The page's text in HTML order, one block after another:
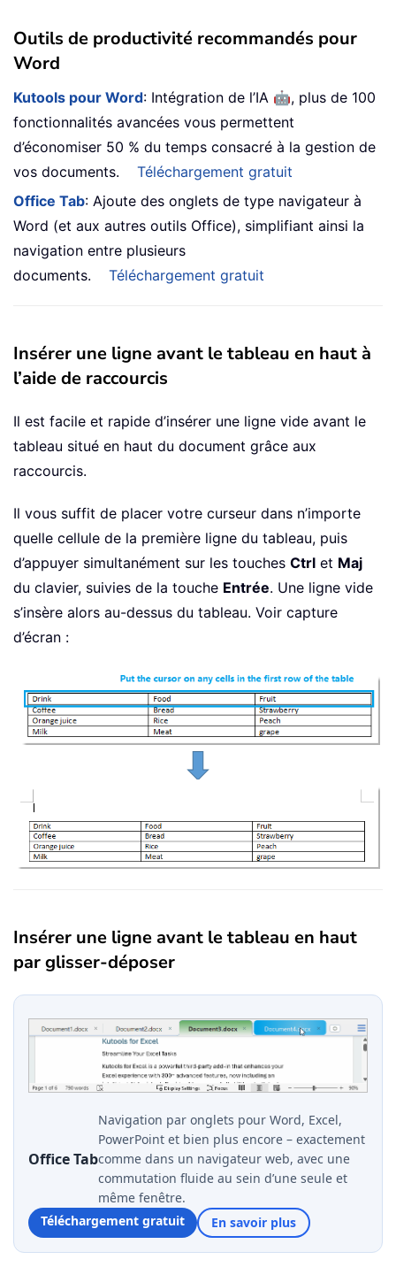
Outils de productivité recommandés pour
Word
Kutools pour Word: Intégration de l’IA 🤖, plus de 100
fonctionnalités avancées vous permettent
d’économiser 50 % du temps consacré à la gestion de
vos documents.
Téléchargement gratuit
Office Tab: Ajoute des onglets de type navigateur à
Word (et aux autres outils Office), simplifiant ainsi la
navigation entre plusieurs
documents.
Téléchargement gratuit
Insérer une ligne avant le tableau en haut à
l’aide de raccourcis
Il est facile et rapide d’insérer une ligne vide avant le
tableau situé en haut du document grâce aux
raccourcis.
Il vous suffit de placer votre curseur dans n’importe
quelle cellule de la première ligne du tableau, puis
d’appuyer simultanément sur les touches Ctrl et Maj
du clavier, suivies de la touche Entrée. Une ligne vide
s’insère alors au-dessus du tableau. Voir capture
d’écran :
Insérer une ligne avant le tableau en haut
par glisser-déposer
Office Tab
Navigation par onglets pour Word, Excel,
PowerPoint et bien plus encore – exactement
comme dans un navigateur web, avec une
commutation fluide au sein d’une seule et
même fenêtre.
Téléchargement gratuit
En savoir plus